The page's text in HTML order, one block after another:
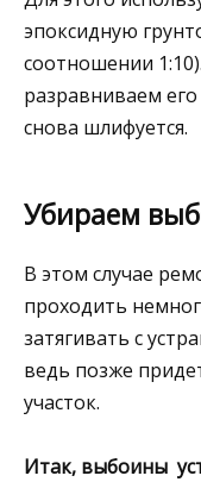
эпоксидную
соотношении
разравниваем
снова шлифуется.
Убираем
В этом случае
проходить
затягивать с
ведь позже
участок.
Итак, выбоины